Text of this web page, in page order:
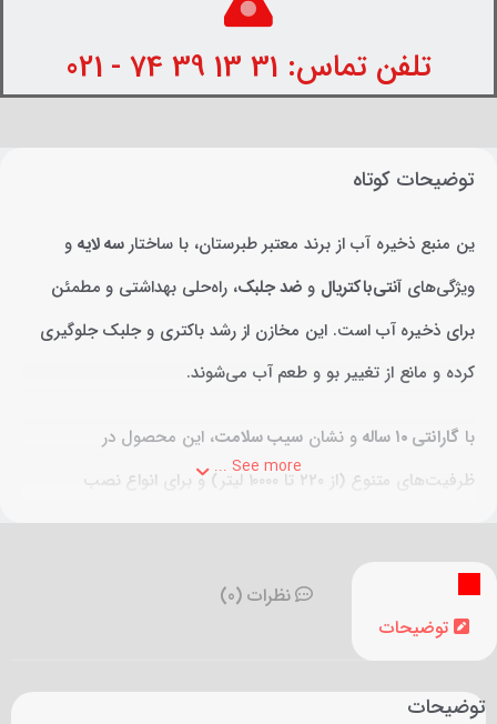
تلفن تماس: 31 13 39 74 - 021
توضیحات کوتاه
ین منبع ذخیره آب از برند معتبر طبرستان، با ساختارسه لایه و
ویژگی‌های آنتی‌باکتریال و ضد جلبک، راه‌حلی بهداشتی و مطمئن
برای ذخیره آب است. این مخازن از رشد باکتری و جلبک جلوگیری
کرده و مانع از تغییر بو و طعم آب می‌شوند.
با گارانتی ۱۰ ساله و نشان سیب سلامت، این محصول در
ظرفیت‌های متنوع (از ۲۲۰ تا ۱۰۰۰۰ لیتر) و برای انواع نصب
(عمودی، افقی، زیر پله) عرضه می‌شود و انتخابی ایده‌آل برای تأمین
آب سالم و پایدار در مصارف خانگی و تجاری است.
See more ...
توضیحات
نظرات (0)
توضیحات